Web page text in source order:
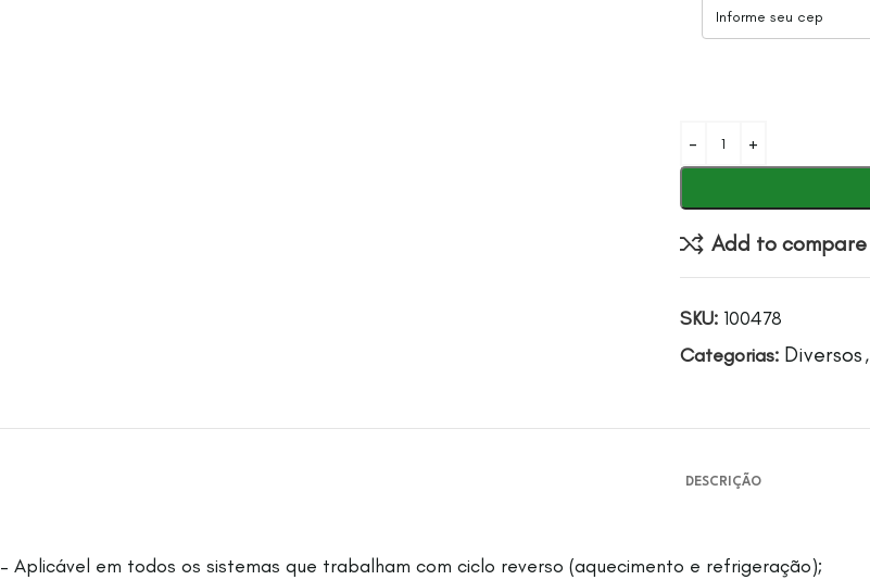
Add to compare
SKU: 100478
Categorias: Diversos,
DESCRIÇÃO
– Aplicável em todos os sistemas que trabalham com ciclo reverso (aquecimento e refrigeração);